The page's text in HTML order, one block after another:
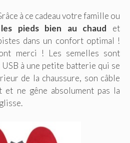
à ce cadeau votre famille ou
les pieds bien au chaud et
dans un confort optimal !
merci ! Les semelles sont
à une petite batterie qui se
de la chaussure, son câble
ne gêne absolument pas la